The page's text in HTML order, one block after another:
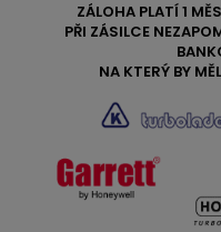
ZÁLOHA PLATÍ 1
PŘI ZÁSILCE
NA KTERÝ BY